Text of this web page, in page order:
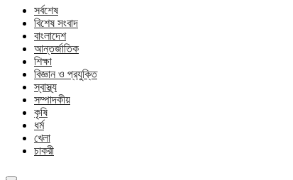
সর্বশেষ
বিশেষ সংবাদ
বাংলাদেশ
আন্তর্জাতিক
শিক্ষা
বিজ্ঞান ও প্রযুক্তি
স্বাস্থ্য
সম্পাদকীয়
কৃষি
ধর্ম
খেলা
চাকরী